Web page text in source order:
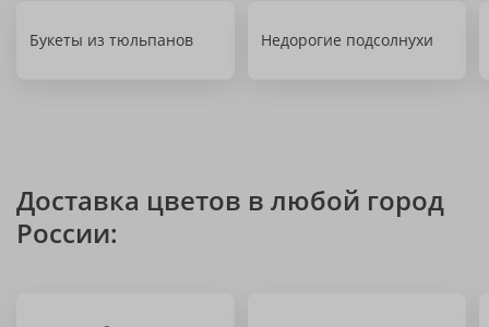
Букеты из тюльпанов Недорогие подсолнухи
Доставка цветов в любой город
России: